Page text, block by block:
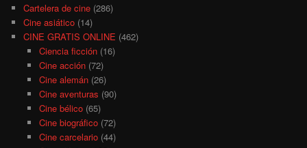
Cartelera de cine (286)
Cine asiático (14)
CINE GRATIS ONLINE (462)
Ciencia ficción(16)
Cine acción(72)
Cine alemán(26)
Cine aventuras (90)
Cine bélico(65)
Cine biográfico(72)
Cine carcelario(44)